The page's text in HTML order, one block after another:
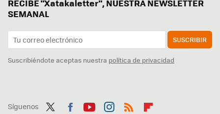
RECIBE "Xatakaletter", NUESTRA NEWSLETTER
SEMANAL
SUSCRIBIR
Suscribiéndote aceptas nuestra política de privacidad
Síguenos